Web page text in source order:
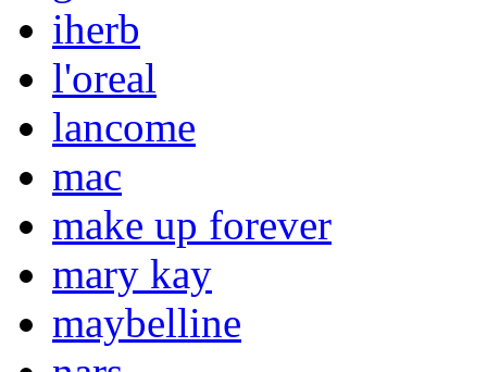
iherb
l'oreal
lancome
mac
make up forever
mary kay
maybelline